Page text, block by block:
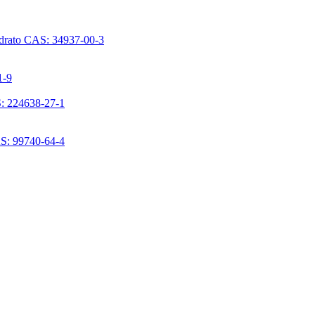
CAS: 34937-00-3
9
224638-27-1
99740-64-4